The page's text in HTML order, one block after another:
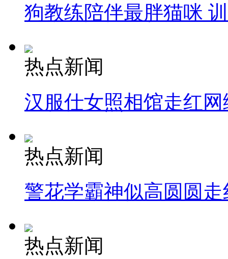
狗教练陪伴最胖猫咪
热点新闻
汉服仕女照相馆走红网
热点新闻
警花学霸神似高圆圆走
热点新闻